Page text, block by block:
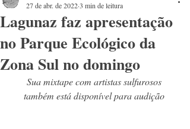
Lagunaz faz apresentação
no Parque Ecológico da
Zona Sul no domingo
27 de abr. de 20223 min de leitura
Sua mixtape com artistas sulfurosos
também está disponível para audição